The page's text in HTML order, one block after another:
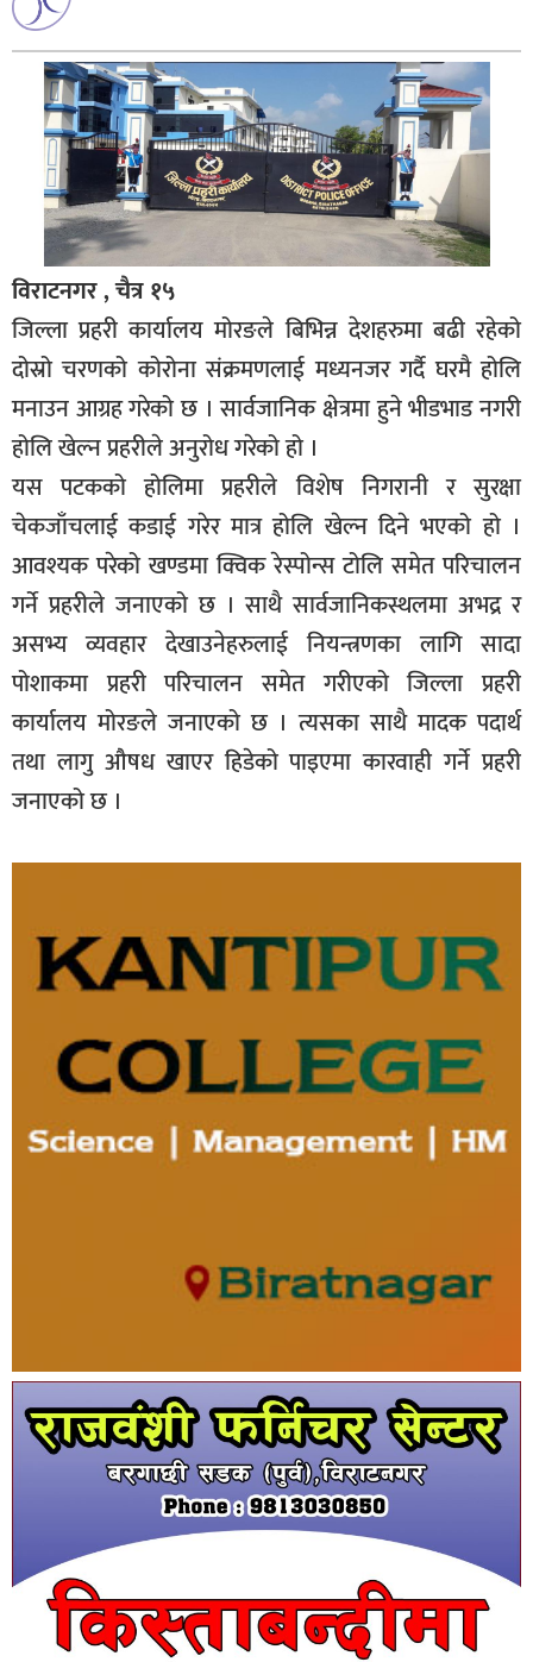
विराटनगर , चैत्र १५
जिल्ला प्रहरी कार्यालय मोरङले बिभिन्न देशहरुमा बढी रहेको
दोस्रो चरणको कोरोना संक्रमणलाई मध्यनजर गर्दै घरमै होलि
मनाउन आग्रह गरेको छ । सार्वजानिक क्षेत्रमा हुने भीडभाड नगरी
होलि खेल्न प्रहरीले अनुरोध गरेको हो ।
यस पटकको होलिमा प्रहरीले विशेष निगरानी र सुरक्षा
चेकजाँचलाई कडाई गरेर मात्र होलि खेल्न दिने भएको हो ।
आवश्यक परेको खण्डमा क्विक रेस्पोन्स टोलि समेत परिचालन
गर्ने प्रहरीले जनाएको छ । साथै सार्वजानिकस्थलमा अभद्र र
असभ्य व्यवहार देखाउनेहरुलाई नियन्त्रणका लागि सादा
पोशाकमा प्रहरी परिचालन समेत गरीएको जिल्ला प्रहरी
कार्यालय मोरङले जनाएको छ । त्यसका साथै मादक पदार्थ
तथा लागु औषध खाएर हिडेको पाइएमा कारवाही गर्ने प्रहरी
जनाएको छ ।